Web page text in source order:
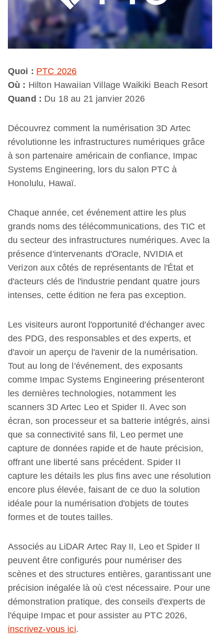
Quoi : PTC 2026
Où : Hilton Hawaiian Village Waikiki Beach Resort
Quand : Du 18 au 21 janvier 2026
Découvrez comment la numérisation 3D Artec
révolutionne les infrastructures numériques grâce
à son partenaire américain de confiance, Impac
Systems Engineering, lors du salon PTC à
Honolulu, Hawaï.
Chaque année, cet événement attire les plus
grands noms des télécommunications, des TIC et
du secteur des infrastructures numériques. Avec la
présence d'intervenants d'Oracle, NVIDIA et
Verizon aux côtés de représentants de l'État et
d'acteurs clés de l'industrie pendant quatre jours
intenses, cette édition ne fera pas exception.
Les visiteurs auront l'opportunité d'échanger avec
des PDG, des responsables et des experts, et
d'avoir un aperçu de l'avenir de la numérisation.
Tout au long de l'événement, des exposants
comme Impac Systems Engineering présenteront
les dernières technologies, notamment les
scanners 3D Artec Leo et Spider II. Avec son
écran, son processeur et sa batterie intégrés, ainsi
que sa connectivité sans fil, Leo permet une
capture de données rapide et de haute précision,
offrant une liberté sans précédent. Spider II
capture les détails les plus fins avec une résolution
encore plus élevée, faisant de ce duo la solution
idéale pour la numérisation d'objets de toutes
formes et de toutes tailles.
Associés au LiDAR Artec Ray II, Leo et Spider II
peuvent être configurés pour numériser des
scènes et des structures entières, garantissant une
précision inégalée là où c'est nécessaire. Pour une
démonstration pratique, des conseils d'experts de
l'équipe Impac et pour assister au PTC 2026,
inscrivez-vous ici.